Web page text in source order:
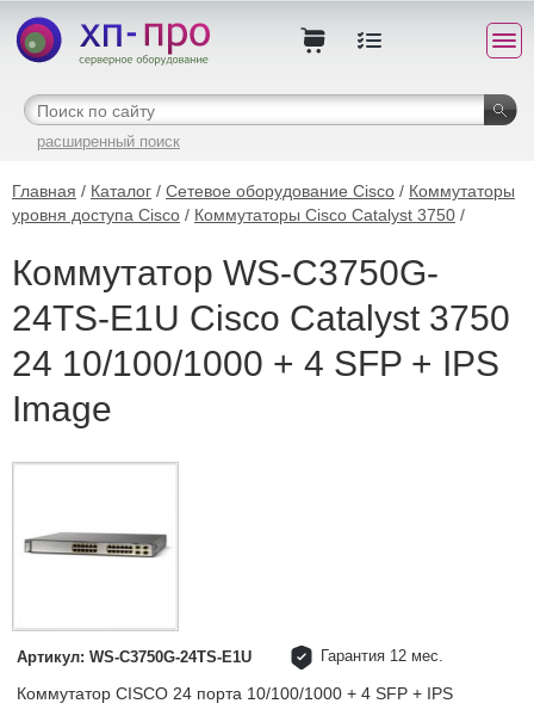
расширенный поиск
Главная / Каталог / Сетевое оборудование Cisco / Коммутаторы
уровня доступа Cisco / Коммутаторы Cisco Catalyst 3750 /
Коммутатор WS-C3750G-
24TS-E1U Cisco Catalyst 3750
24 10/100/1000 + 4 SFP + IPS
Image
Артикул: WS-C3750G-24TS-E1U Гарантия 12 мес.
Коммутатор CISCO 24 порта 10/100/1000 + 4 SFP + IPS